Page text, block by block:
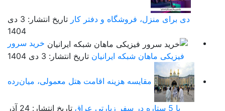
دی برای منزل، فروشگاه و دفتر کار
تاریخ انتشار: 3 دی
1404
خرید سرور
فیزیکی ماهان شبکه ایرانیان تاریخ انتشار: 3 دی 1404
مقایسه هزینه اقامت هتل معمولی، میان‌رده
تاریخ انتشار: 24 آذر